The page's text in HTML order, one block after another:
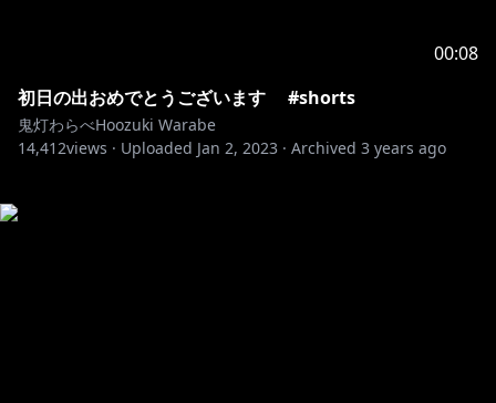
00:08
初日の出おめでとうございます #shorts
鬼灯わらべHoozuki Warabe
14,412views · Uploaded Jan 2, 2023 · Archived 3 years ago